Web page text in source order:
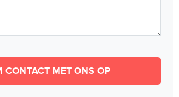
CONTACT MET ONS OP